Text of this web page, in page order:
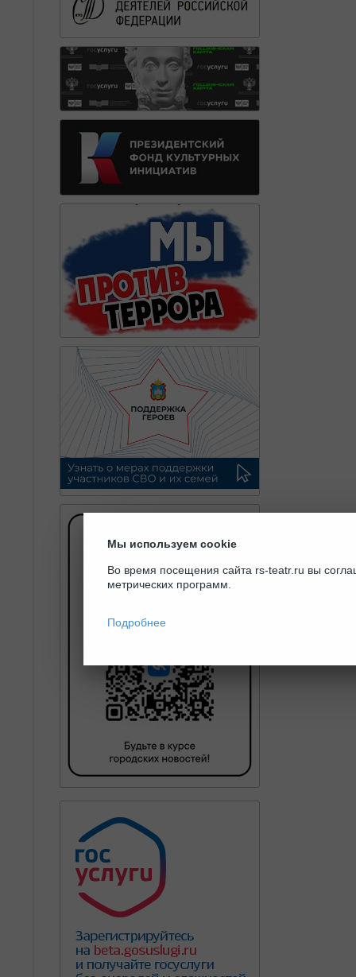
Мы используем cookie
Во время посещения сайта rs-teatr.ru вы
метрических программ.
Подробнее